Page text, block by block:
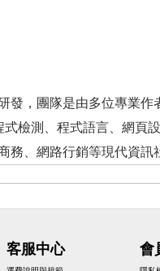
發，團隊是由多位專業
檢測、程式語言、網頁
、網路行銷等現代資訊
客服中心 會